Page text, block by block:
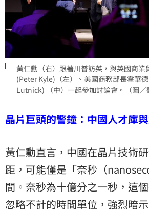
黃仁勳（右）跟著川普訪英，與英國商
(Peter Kyle)（左）、美國商務部長霍華
Lutnick) （中）一起參加討論會。（圖／
晶片巨頭的警鐘：中國人才庫
黃仁勳直言，中國在晶片技術
距，可能僅是「奈秒（
間。奈秒為十億分之一秒，這
忽略不計的時間單位，強烈暗